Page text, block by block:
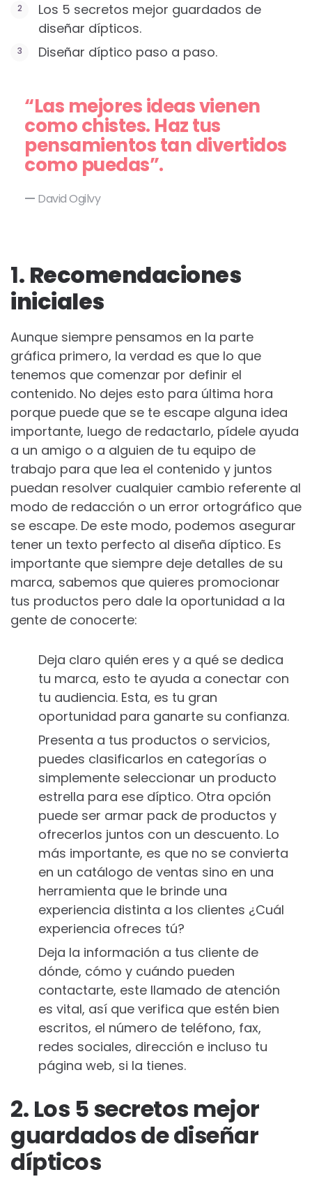
Los 5 secretos mejor guardados de
diseñar dípticos.
Diseñar díptico paso a paso.
“Las mejores ideas vienen
como chistes. Haz tus
pensamientos tan divertidos
como puedas”.
David Ogilvy
1. Recomendaciones
iniciales
Aunque siempre pensamos en la parte
gráfica primero, la verdad es que lo que
tenemos que comenzar por definir el
contenido. No dejes esto para última hora
porque puede que se te escape alguna idea
importante, luego de redactarlo, pídele ayuda
a un amigo o a alguien de tu equipo de
trabajo para que lea el contenido y juntos
puedan resolver cualquier cambio referente al
modo de redacción o un error ortográfico que
se escape. De este modo, podemos asegurar
tener un texto perfecto al diseña díptico. Es
importante que siempre deje detalles de su
marca, sabemos que quieres promocionar
tus productos pero dale la oportunidad a la
gente de conocerte:
Deja claro quién eres y a qué se dedica
tu marca, esto te ayuda a conectar con
tu audiencia. Esta, es tu gran
oportunidad para ganarte su confianza.
Presenta a tus productos o servicios,
puedes clasificarlos en categorías o
simplemente seleccionar un producto
estrella para ese díptico. Otra opción
puede ser armar pack de productos y
ofrecerlos juntos con un descuento. Lo
más importante, es que no se convierta
en un catálogo de ventas sino en una
herramienta que le brinde una
experiencia distinta a los clientes ¿Cuál
experiencia ofreces tú?
Deja la información a tus cliente de
dónde, cómo y cuándo pueden
contactarte, este llamado de atención
es vital, así que verifica que estén bien
escritos, el número de teléfono, fax,
redes sociales, dirección e incluso tu
página web, si la tienes.
2. Los 5 secretos mejor
guardados de diseñar
dípticos